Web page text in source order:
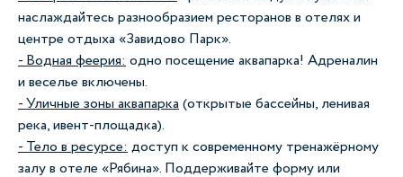
наслаждайтесь разнообразием ресторанов в отелях и
центре отдыха «Завидово Парк».
- Водная феерия:одно посещение аквапарка! Адреналин
и веселье включены.
- Уличные зоны аквапарка(открытые бассейны, ленивая
река, ивент-площадка).
- Тело в ресурсе:доступ к современному тренажёрному
залу в отеле «Рябина». Поддерживайте форму или